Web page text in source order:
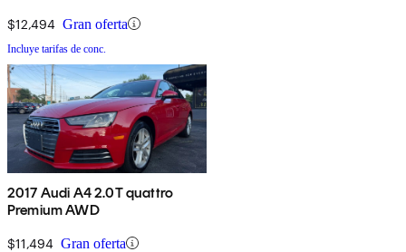
$12,494 Gran oferta
Incluye tarifas de conc.
2017 Audi A4 2.0T quattro
Premium AWD
$11,494 Gran oferta